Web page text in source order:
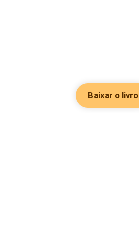
Baixar o livro